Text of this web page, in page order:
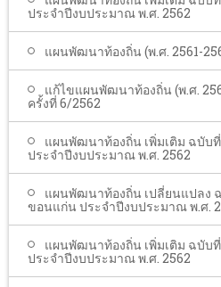
ประจำปีงบประมาณ พ.ศ. 2562
แผนพัฒนาท้องถิ่น (พ.ศ. 2561-
แก้ไขแผนพัฒนาท้องถิ่น (พ.ศ.
ครั้งที่ 6/2562
แผนพัฒนาท้องถิ่น เพิ่มเติม ฉบับ
ประจำปีงบประมาณ พ.ศ. 2562
แผนพัฒนาท้องถิ่น เปลี่ยนแปลง
ขอนแก่น ประจำปีงบประมาณ พ.ศ.
แผนพัฒนาท้องถิ่น เพิ่มเติม ฉบับ
ประจำปีงบประมาณ พ.ศ. 2562